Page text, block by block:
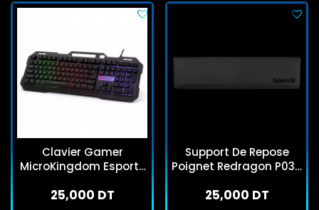
Clavier Gamer
MicroKingdom Esports
25,000 DT
Support De Repose
Poignet Redragon P036
Gamer Noir
25,000 DT